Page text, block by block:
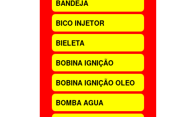
BANDEJA
BICO INJETOR
BIELETA
BOBINA IGNIÇÃO
BOBINA IGNIÇÃO OLEO
BOMBA AGUA